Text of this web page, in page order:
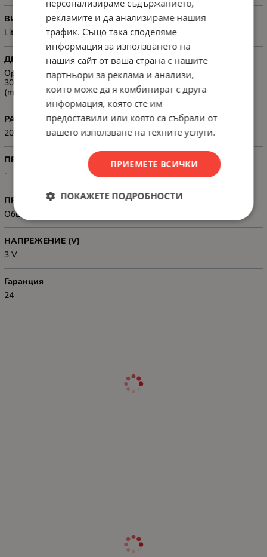
ВИД
Lithium
ДРУГИ
Operating Temperature: -18°C~50°C; Storage Temperature: 0°C~
30°C; Operating Humidity: 55 ± 20% RH; Battery Nominal capacity
(mAh): 80; Pack Size: 4
РАЗМЕРИ
20 mm x 1.6 mm
ПРЕЗАРЕЖДАНЕ
-
ПРЕДНАЗНАЧЕН ЗА
Обща употреба
НАПРЕЖЕНИЕ (V)
3 V
Гаранция
24
персонализираме съдържанието,
рекламите и да анализираме нашия
трафик. Също така споделяме
информация за използването на
нашия сайт от ваша страна с нашите
партньори за реклама и анализи,
които може да я комбинират с друга
информация, която сте им
предоставили или която са събрали от
вашето използване на техните услуги.
ПРИЕМЕТЕ ВСИЧКИ
ПОКАЖЕТЕ ПОДРОБНОСТИ